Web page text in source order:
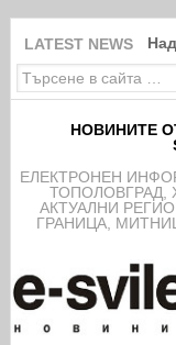
LATEST NEWS
НОВИНИТЕ
EЛЕКТРОНЕН
ТОПОЛОВГРАД,
АКТУАЛНИ
ГРАНИЦА,